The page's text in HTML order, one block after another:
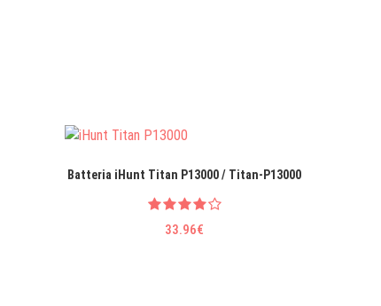
Batteria iHunt Titan P13000 / Titan-P13000
33.96€